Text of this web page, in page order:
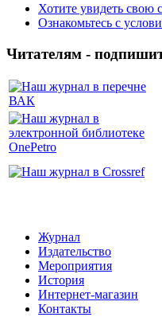
Хотите увидеть свою
Ознакомьтесь с
Читателям -
Журнал
Издательство
Мероприятия
История
Интернет-магазин
Контакты